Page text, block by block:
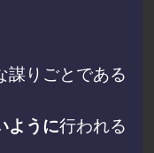
謀りごとである
ように行われる